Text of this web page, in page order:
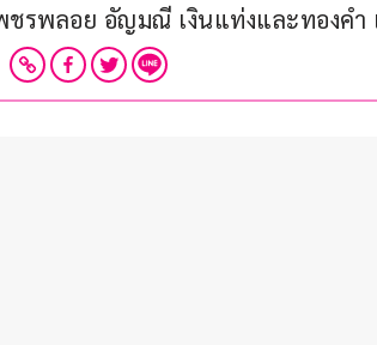
ชรพลอย อัญมณี เงินแท่งและทองคำ